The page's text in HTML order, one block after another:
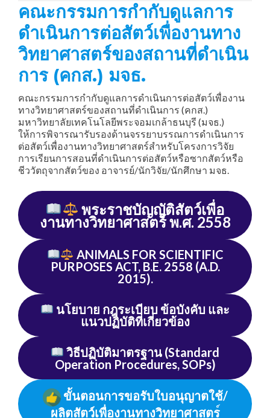
คณะกรรมการกำกับดูแลการ
ดำเนินการต่อสัตว์เพื่องานทาง
วิทยาศาสตร์ของสถานที่ดำเนิน
การ (คกส.) มจธ.
คณะกรรมการกำกับดูแลการดำเนินการต่อสัตว์เพื่องาน
ทางวิทยาศาสตร์ของสถานที่ดำเนินการ (คกส.)
มหาวิทยาลัยเทคโนโลยีพระจอมเกล้าธนบุรี (มจธ.)
ให้การพิจารณารับรองด้านจรรยาบรรณการดำเนินการ
ต่อสัตว์เพื่องานทางวิทยาศาสตร์สำหรับโครงการวิจัย
การเรียนการสอนที่ดำเนินการต่อสัตว์หรือซากสัตว์หรือ
ชีววัตถุจากสัตว์ของ อาจารย์/นักวิจัย/นักศึกษา มจธ.
พระราชบัญญัติสัตว์เพื่อ
งานทางวิทยาศาสตร์ พ.ศ. 2558
ANIMALS FOR SCIENTIFIC
PURPOSES ACT, B.E. 2558 (A.D.
2015).
นโยบาย กฎระเบียบ ข้อบังคับ และ
แนวปฏิบัติที่เกี่ยวข้อง
วิธีปฏิบัติมาตรฐาน (Standard
Operation Procedures, SOPs)
ขั้นตอนการขอรับใบอนุญาตใช้/
ผลิตสัตว์เพื่องานทางวิทยาศาสตร